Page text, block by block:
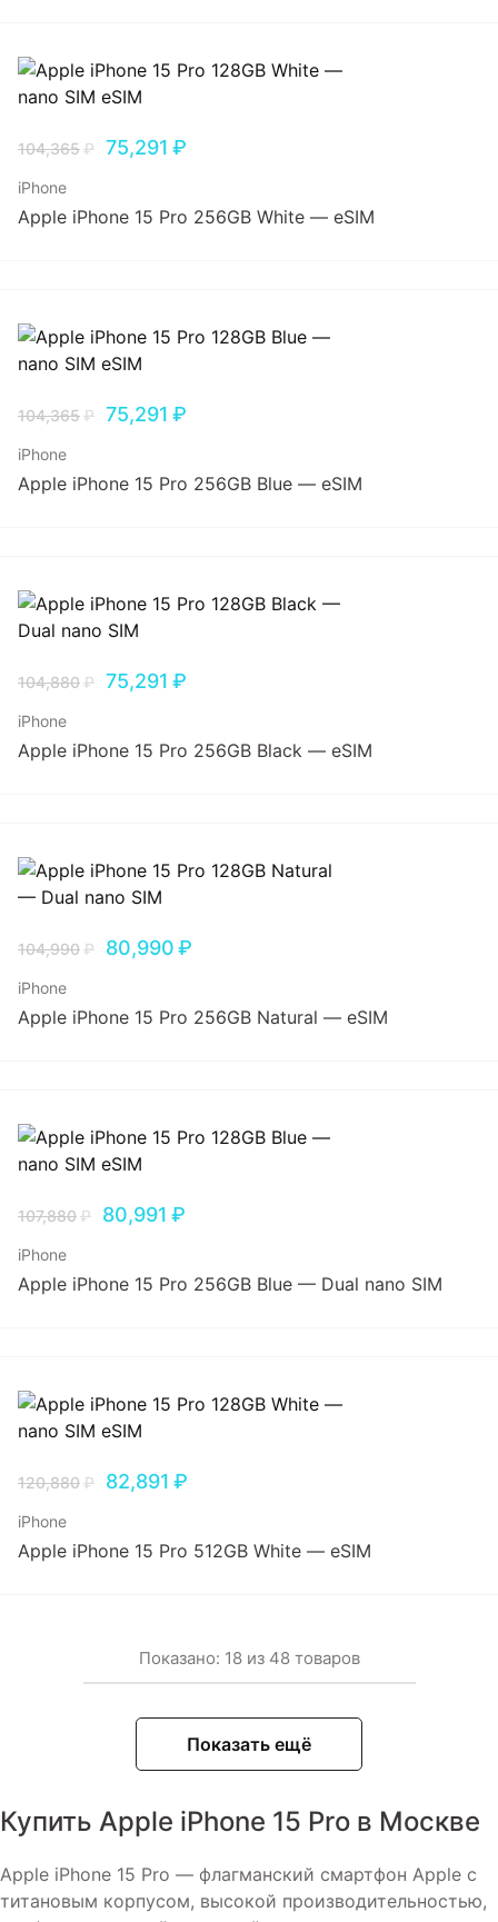
104,365₽ 75,291 ₽
iPhone
Apple iPhone 15 Pro 256GB White — eSIM
104,365₽ 75,291 ₽
iPhone
Apple iPhone 15 Pro 256GB Blue — eSIM
104,880₽ 75,291 ₽
iPhone
Apple iPhone 15 Pro 256GB Black — eSIM
104,990₽ 80,990₽
iPhone
Apple iPhone 15 Pro 256GB Natural — eSIM
107,880₽ 80,991 ₽
iPhone
Apple iPhone 15 Pro 256GB Blue — Dual nano SIM
120,880₽ 82,891 ₽
iPhone
Apple iPhone 15 Pro 512GB White — eSIM
Показано: 18 из 48 товаров
Показать ещё
Купить Apple iPhone 15 Pro в Москве
Apple iPhone 15 Pro — флагманский смартфон Apple с
титановым корпусом, высокой производительностью,